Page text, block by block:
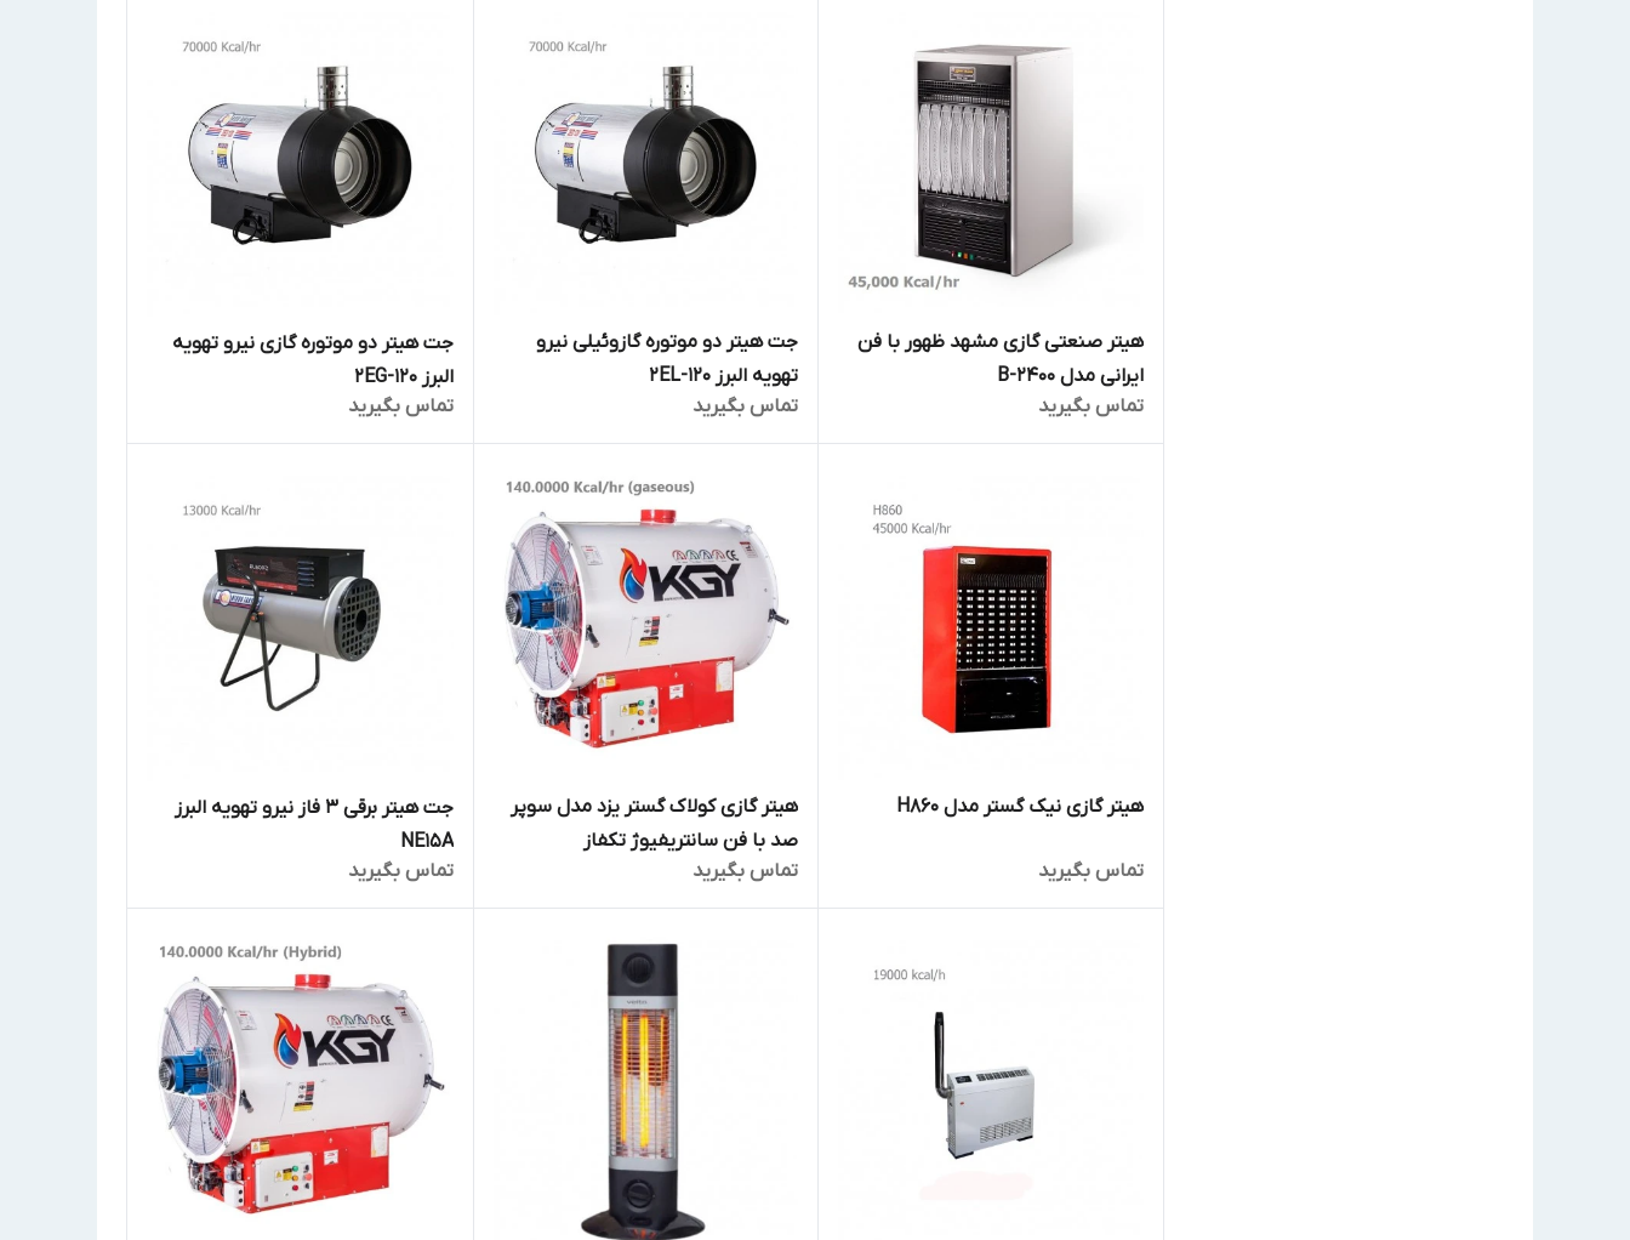
هیتر صنعتی گازی مشهد ظهور با فن
ایرانی مدل B-2400
تماس بگیرید
جت هیتر دو موتوره گازوئیلی نیرو
تهویه البرز 2EL-120
تماس بگیرید
جت هیتر دو موتوره گازی نیرو تهویه
البرز 2EG-120
تماس بگیرید
هیتر گازی نیک گستر مدل H860
تماس بگیرید
هیتر گازی کولاک گستر یزد مدل سوپر
صد با فن سانتریفیوژ تکفاز
تماس بگیرید
جت هیتر برقی 3 فاز نیرو تهویه البرز
NE15A
تماس بگیرید